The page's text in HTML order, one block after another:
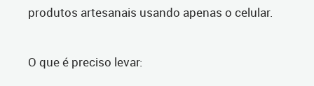
produtos artesanais usando apenas o celular.
O que é preciso levar: